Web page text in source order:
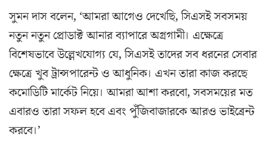
সুমন দাস বলেন, ‘আমরা আগেও দেখেছি, সিএসই সবসময়
নতুন নতুন প্রোডাক্ট আনার ব্যাপারে অগ্রগামী। এক্ষেত্রে
বিশেষভাবে উল্লেখযোগ্য যে, সিএসই তাদের সব ধরনের সেবার
ক্ষেত্রে খুব ট্রান্সপারেন্ট ও আধুনিক। এখন তারা কাজ করছে
কমোডিটি মার্কেট নিয়ে। আমরা আশা করবো, সবসময়ের মত
এবারও তারা সফল হবে এবং পুঁজিবাজারকে আরও ভাইব্রেন্ট
করবে।’